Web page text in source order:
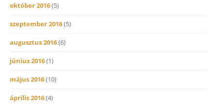
október 2016(5)
szeptember 2016(5)
augusztus 2016(6)
június 2016(1)
május 2016(10)
április 2016(4)